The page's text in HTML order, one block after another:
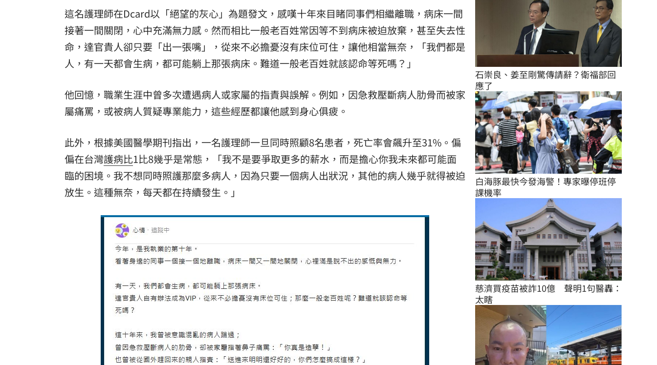
這名護理師在Dcard以「絕望的灰心」為題發文，感嘆十年來目睹同事們相繼離職，病床一間
接著一間關閉，心中充滿無力感。然而相比一般老百姓常因等不到病床被迫放棄，甚至失去性
命，達官貴人卻只要「出一張嘴」，從來不必擔憂沒有床位可住，讓他相當無奈，「我們都是
人，有一天都會生病，都可能躺上那張病床。難道一般老百姓就該認命等死嗎？」
他回憶，職業生涯中曾多次遭遇病人或家屬的指責與誤解。例如，因急救壓斷病人肋骨而被家
屬痛罵，或被病人質疑專業能力，這些經歷都讓他感到身心俱疲。
此外，根據美國醫學期刊指出，一名護理師一旦同時照顧8名患者，死亡率會飆升至31%。偏
偏在台灣護病比1比8幾乎是常態，「我不是要爭取更多的薪水，而是擔心你我未來都可能面
臨的困境。我不想同時照護那麼多病人，因為只要一個病人出狀況，其他的病人幾乎就得被迫
放生。這種無奈，每天都在持續發生。」
石崇良、姜至剛驚傳請辭？衛福部回
應了
白海豚最快今發海警！專家曝停班停
課機率
慈濟買疫苗被詐10億　聲明1句醫轟：
太瞎